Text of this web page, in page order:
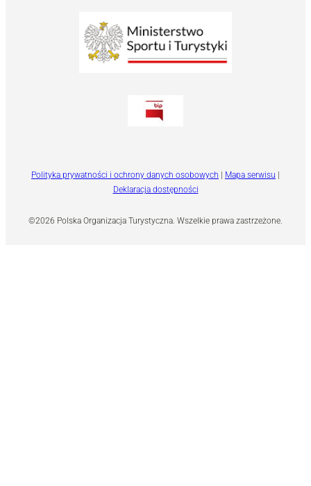
©2026 Polska Organizacja Turystyczna. Wszelkie prawa zastrzeżone.
Polityka prywatności i ochrony danych osobowych | Mapa serwisu |
Deklaracja dostępności